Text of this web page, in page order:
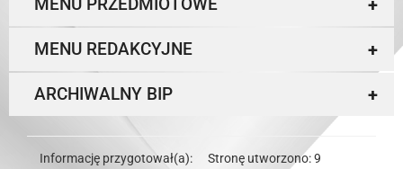
+
+
MENU REDAKCYJNE
+
ARCHIWALNY BIP
Informację przygotował(a): Stronę utworzono:9